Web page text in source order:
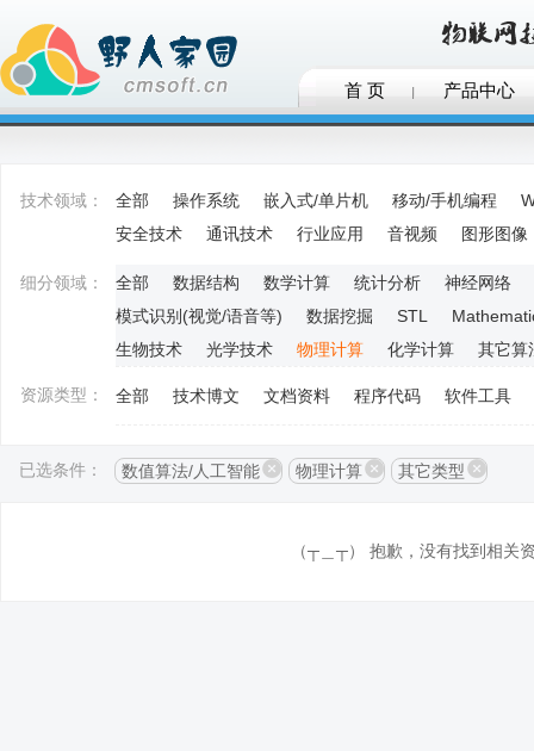
首 页 产品中心
技术领域： 全部 操作系统 嵌入式/单片机 移动/手机编程
安全技术
通讯技术 行业应用 音视频 图形图像
细分领域： 全部 数据结构 数学计算 统计分析
神经网络
模式识别(视觉/语音等)
数据挖掘 STL
生物技术
光学技术 物理计算 化学计算 其它算
资源类型： 全部 技术博文 文档资料 程序代码 软件工具
已选条件： 数值算法/人工智能 物理计算 其它类型
（┬＿┬） 抱歉，没有找到相关